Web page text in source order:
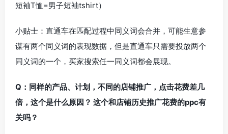
短袖T恤=男子短袖tshirt）
小贴士：直通车在匹配过程中同义词会合并，可能生意参
谋有两个同义词的表现数据，但是直通车只需要投放两个
同义词的一个，买家搜索任一同义词都会展现。
Q：同样的产品、计划，不同的店铺推广，点击花费差几
倍，这个是什么原因？ 这个和店铺历史推广花费的ppc有
关吗？